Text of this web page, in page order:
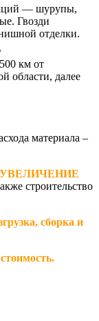
— шурупы,
Гвозди
отделки.
км от
области, далее
материала –
УВЕЛИЧЕНИЕ
строительство
сборка и